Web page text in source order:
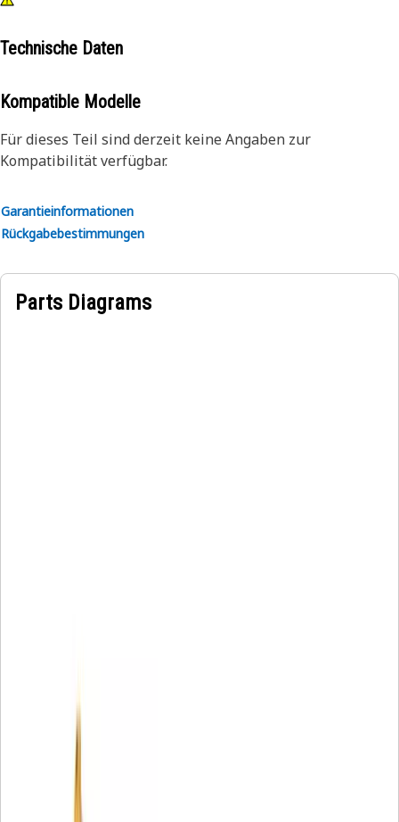
Technische Daten
Kompatible Modelle
Für dieses Teil sind derzeit keine Angaben zur
Kompatibilität verfügbar.
Garantieinformationen
Rückgabebestimmungen
Parts Diagrams